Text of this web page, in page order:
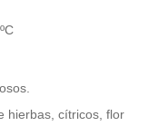
hierbas, cítricos, flor